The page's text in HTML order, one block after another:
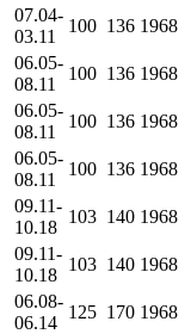
07.04-
03.11
100 136 1968
06.05-
08.11
100 136 1968
06.05-
08.11
100 136 1968
06.05-
08.11
100 136 1968
09.11-
10.18
103 140 1968
09.11-
10.18
103 140 1968
06.08-
06.14
125 170 1968